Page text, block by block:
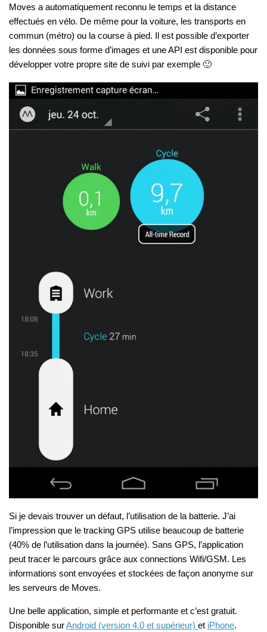
Moves a automatiquement reconnu le temps et la distance
effectués en vélo. De même pour la voiture, les transports en
commun (métro) ou la course à pied. Il est possible d’exporter
les données sous forme d’images et une API est disponible pour
développer votre propre site de suivi par exemple 🙂
Si je devais trouver un défaut, l’utilisation de la batterie. J’ai
l’impression que le tracking GPS utilise beaucoup de batterie
(40% de l’utilisation dans la journée). Sans GPS, l’application
peut tracer le parcours grâce aux connections Wifi/GSM. Les
informations sont envoyées et stockées de façon anonyme sur
les serveurs de Moves.
Une belle application, simple et performante et c’est gratuit.
Disponible surAndroid (version 4.0 et supérieur) et iPhone.